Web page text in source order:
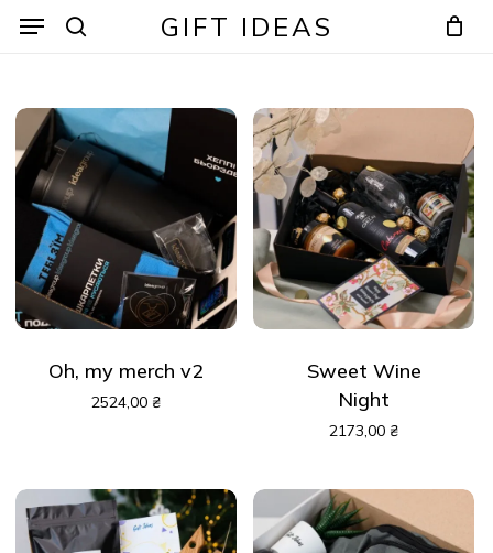
GIFT IDEAS
Menu
Oh, my merch v2
2524,00 ₴
Sweet Wine
Night
2173,00 ₴
Menu